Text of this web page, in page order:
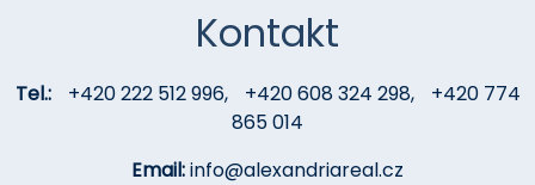
Kontakt
Tel.: +420 222 512 996, +420 608 324 298,
+420 774
865 014
Email:info@alexandriareal.cz